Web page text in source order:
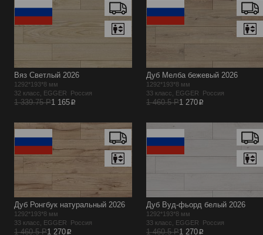
Вяз Светлый 2026
1292*193*8 мм
32 класс, EGGER Россия
1 339.75 Р1 165p
Дуб Мелба бежевый 2026
1292*193*8 мм
33 класс, EGGER Россия
1 460.5 Р1 270p
Дуб Ронгбук натуральный 2026
1292*193*8 мм
33 класс, EGGER Россия
1 460.5 Р1 270p
Дуб Вуд-фьорд белый 2026
1292*193*8 мм
33 класс, EGGER Россия
1 460.5 Р1 270p